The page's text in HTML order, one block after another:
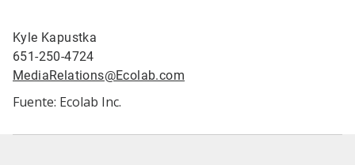
Kyle Kapustka
651-250-4724
MediaRelations@Ecolab.com
Fuente: Ecolab Inc.